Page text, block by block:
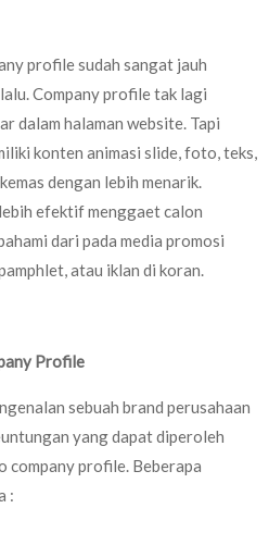
profile sudah sangat jauh
Company profile tak lagi
dalam halaman website. Tapi
konten animasi slide, foto, teks,
dengan lebih menarik.
efektif menggaet calon
dari pada media promosi
atau iklan di koran.
Profile
sebuah brand perusahaan
yang dapat diperoleh
company profile. Beberapa
: